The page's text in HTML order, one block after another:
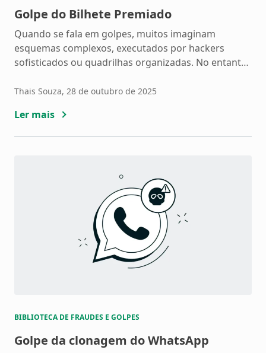
Golpe do Bilhete Premiado
Quando se fala em golpes, muitos imaginam
esquemas complexos, executados por hackers
sofisticados ou quadrilhas organizadas. No entanto,
bilhete premiado, continuam sendo aplicados e
explicamos como esse golpe funciona, quais são os
sinais de alerta e como se proteger […]
Thais Souza, 28 de outubro de 2025
Ler mais
BIBLIOTECA DE FRAUDES E GOLPES
Golpe da clonagem do WhatsApp